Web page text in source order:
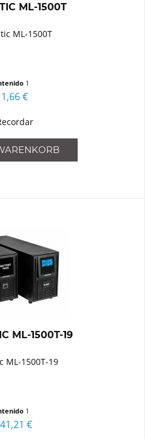
ML-1500T
ML-1500T
1
€
ML-1500T-19
ML-1500T-19
1
€